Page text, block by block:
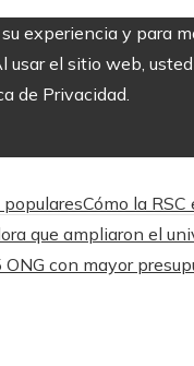
experiencia y para
el sitio web,
de Privacidad.
Cómo la
que ampliaron el
ONG con mayor